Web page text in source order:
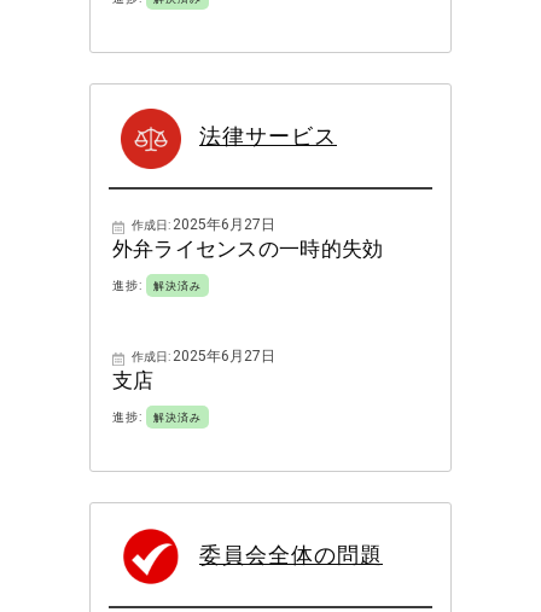
法律サービス
作成日:2025年6月27日
外弁ライセンスの一時的失効
進捗: 解決済み
作成日:2025年6月27日
支店
進捗: 解決済み
委員会全体の問題